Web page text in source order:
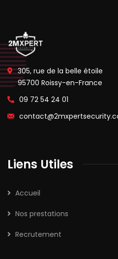
305, rue de la belle étoile
95700 Roissy-en-France
09 72 54 24 01
Liens Utiles
Accueil
Nos prestations
Recrutement